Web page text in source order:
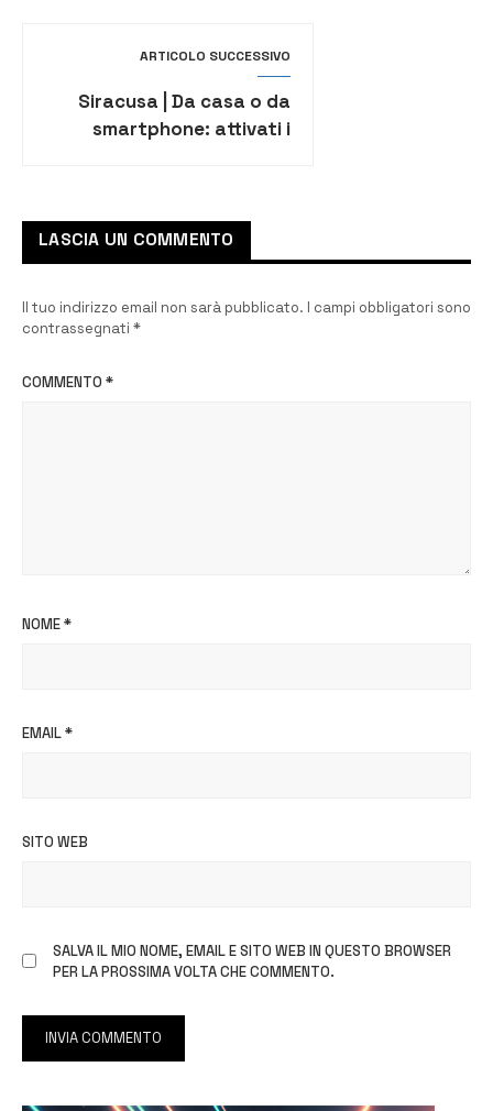
ARTICOLO SUCCESSIVO
Siracusa | Da casa o da
smartphone: attivati i
LASCIA UN COMMENTO
Il tuo indirizzo email non sarà pubblicato. I campi obbligatori sono
contrassegnati *
COMMENTO *
NOME*
EMAIL*
SITO WEB
SALVA IL MIO NOME, EMAIL E SITO WEB IN QUESTO BROWSER
PER LA PROSSIMA VOLTA CHE COMMENTO.